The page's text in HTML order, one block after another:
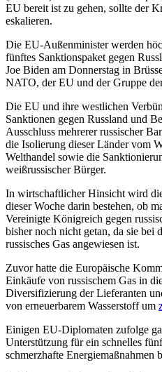
EU bereit ist zu gehen, sollte der
eskalieren.
Die EU-Außenminister werden
fünftes Sanktionspaket gegen
Joe Biden am Donnerstag in
NATO, der EU und der Gruppe
Die EU und ihre westlichen
Sanktionen gegen Russland und
Ausschluss mehrerer russischer
die Isolierung dieser Länder vom
Welthandel sowie die
weißrussischer Bürger.
In wirtschaftlicher Hinsicht wird
dieser Woche darin bestehen, ob
Vereinigte Königreich gegen
bisher noch nicht getan, da sie bei
russisches Gas angewiesen ist.
Zuvor hatte die Europäische
Einkäufe von russischem Gas in
Diversifizierung der Lieferanten
von erneuerbarem Wasserstoff um
Einigen EU-Diplomaten zufolge
Unterstützung für ein schnelles
schmerzhafte Energiemaßnahmen